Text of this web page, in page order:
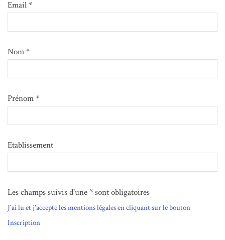
Email *
Nom *
Prénom *
Etablissement
Les champs suivis d'une * sont obligatoires
J'ai lu et j'accepte les mentions légales en cliquant sur le bouton
Inscription